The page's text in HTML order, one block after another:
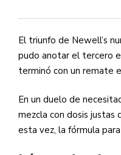
El triunfo de Newell’s
pudo anotar el tercero
terminó con un remate
En un duelo de
mezcla con dosis justas
esta vez, la fórmula